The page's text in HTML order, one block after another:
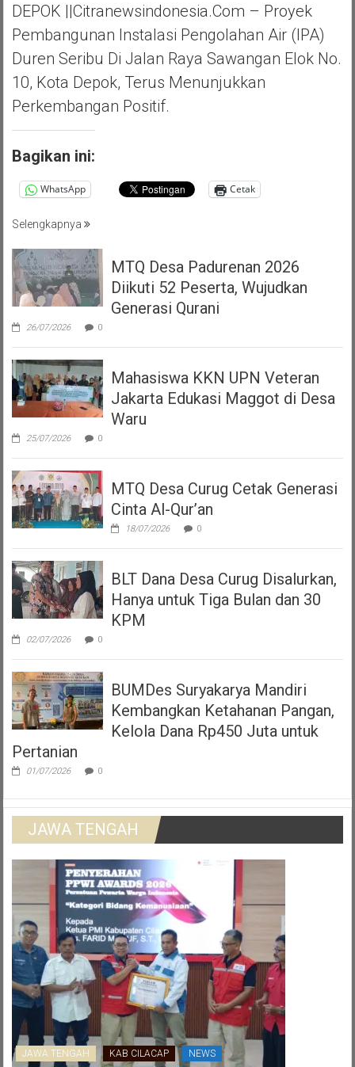
DEPOK ||Citranewsindonesia.com – Proyek
Pembangunan Instalasi Pengolahan Air (IPA)
Duren Seribu Di Jalan Raya Sawangan Elok No.
10, Kota Depok, Terus Menunjukkan
Perkembangan Positif.
Bagikan ini:
WhatsApp Cetak
Selengkapnya
MTQ Desa Padurenan 2026
Diikuti 52 Peserta, Wujudkan
Generasi Qurani
26/07/2026 0
Mahasiswa KKN UPN Veteran
Jakarta Edukasi Maggot di Desa
Waru
25/07/2026 0
MTQ Desa Curug Cetak Generasi
Cinta Al-Qur’an
18/07/2026 0
BLT Dana Desa Curug Disalurkan,
Hanya untuk Tiga Bulan dan 30
KPM
02/07/2026 0
BUMDes Suryakarya Mandiri
Kembangkan Ketahanan Pangan,
Kelola Dana Rp450 Juta untuk
Pertanian
01/07/2026 0
JAWA TENGAH
JAWA TENGAH KAB CILACAP NEWS